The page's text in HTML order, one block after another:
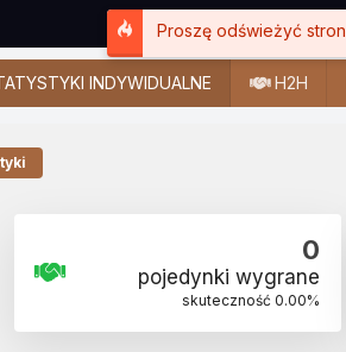
INDYWIDUALNE H2H
0
pojedynki wygrane
skuteczność 0.00%
Proszę odświeżyć